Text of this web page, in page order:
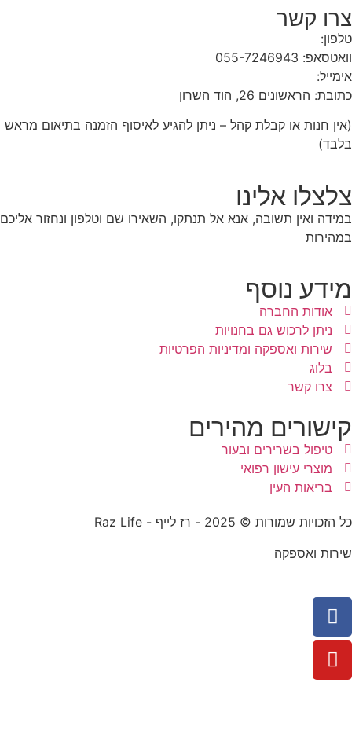
צרו קשר
טלפון:
וואטסאפ: 055-7246943
אימייל:
כתובת: הראשונים 26, הוד השרון
(אין חנות או קבלת קהל – ניתן להגיע לאיסוף הזמנה בתיאום מראש
בלבד)
צלצלו אלינו
במידה ואין תשובה, אנא אל תנתקו, השאירו שם וטלפון ונחזור אליכם
במהירות
מידע נוסף
אודות החברה
ניתן לרכוש גם בחנויות
שירות ואספקה ומדיניות הפרטיות
בלוג
צרו קשר
קישורים מהירים
טיפול בשרירים ובעור
מוצרי עישון רפואי
בריאות העין
כל הזכויות שמורות © 2025 - רז לייף - Raz Life
שירות ואספקה